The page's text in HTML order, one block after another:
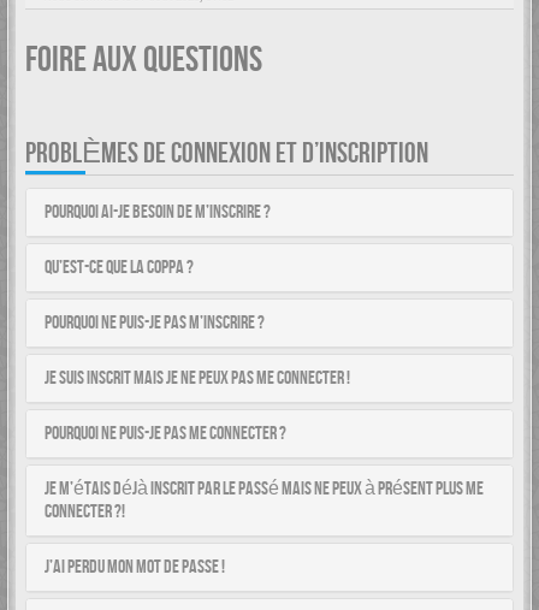
Foire aux questions
PROBLÈMES DE CONNEXION ET D’INSCRIPTION
Pourquoi ai-je besoin de m’inscrire ?
Qu’est-ce que la COPPA ?
Pourquoi ne puis-je pas m’inscrire ?
Je suis inscrit mais je ne peux pas me connecter !
Pourquoi ne puis-je pas me connecter ?
Je m’étais déjà inscrit par le passé mais ne peux à présent plus me
connecter ?!
J’ai perdu mon mot de passe !